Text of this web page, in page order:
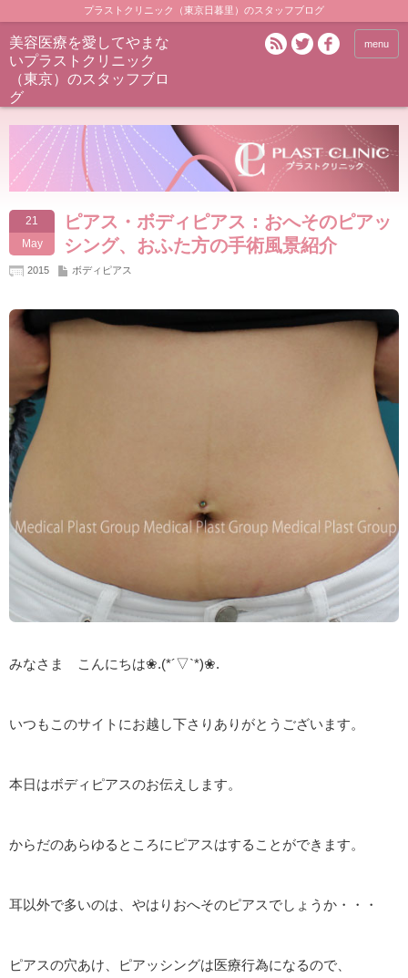
プラストクリニック（東京日暮里）のスタッフブログ
美容医療を愛してやまな
いプラストクリニック
（東京）のスタッフブロ
グ
menu
21
May
ピアス・ボディピアス：おへそのピアッ
シング、おふた方の手術風景紹介
2015 ボディピアス
みなさま こんにちは❀.(*´▽`*)❀.
いつもこのサイトにお越し下さりありがとうございます。
本日はボディピアスのお伝えします。
からだのあらゆるところにピアスはすることができます。
耳以外で多いのは、やはりおへそのピアスでしょうか・・・
ピアスの穴あけ、ピアッシングは医療行為になるので、